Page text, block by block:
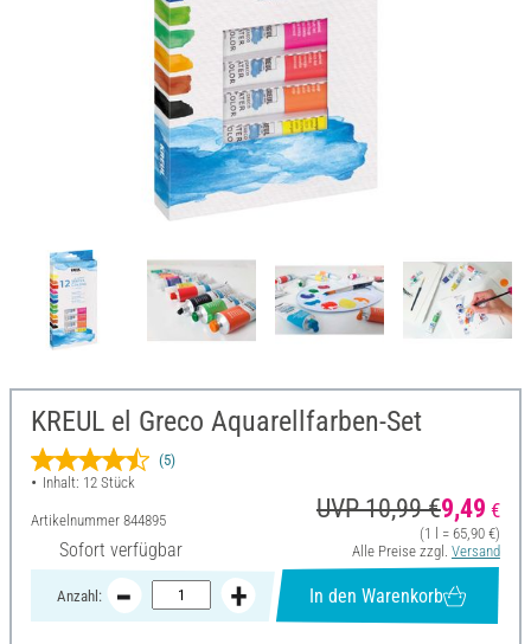
KREUL el Greco Aquarellfarben-Set
(5)
Inhalt: 12 Stück
Artikelnummer 844895
Sofort verfügbar
UVP 10,99 €9,49 €
(1 l = 65,90 €)
Alle Preise zzgl. Versand
Anzahl: In den Warenkorb